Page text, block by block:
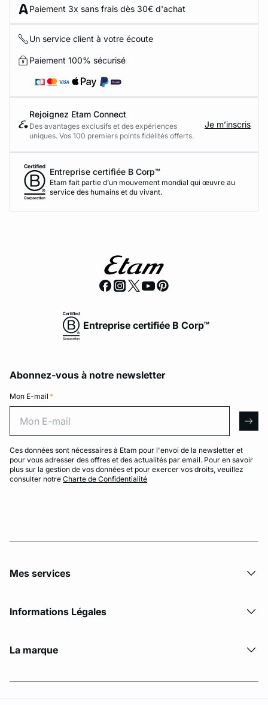
Paiement 3x sans frais dès 30€ d'achat
Un service client à votre écoute
Paiement 100% sécurisé
Rejoignez Etam Connect
Des avantages exclusifs et des expériences
uniques. Vos 100 premiers points fidélités offerts.
Je m’inscris
Entreprise certifiée B Corp™
Etam fait partie d’un mouvement mondial qui œuvre au
service des humains et du vivant.
Entreprise certifiée B Corp™
Abonnez-vous à notre newsletter
Mon E-mail *
Ces données sont nécessaires à Etam pour l'envoi de la newsletter et
pour vous adresser des offres et des actualités par email. Pour en savoir
plus sur la gestion de vos données et pour exercer vos droits, veuillez
consulter notre Charte de Confidentialité
Mes services
Informations Légales
La marque